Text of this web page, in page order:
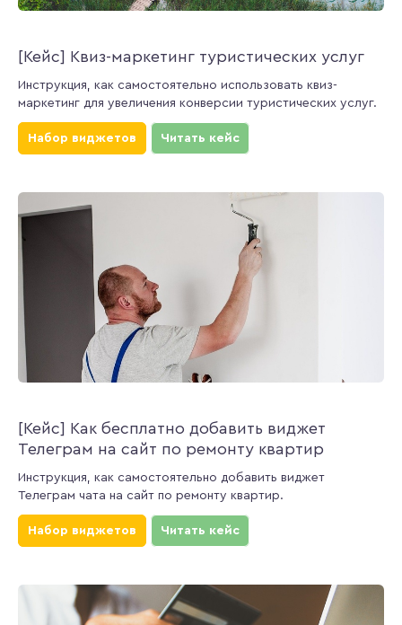
[Кейс] Квиз-маркетинг туристических услуг
Инструкция, как самостоятельно использовать квиз-
маркетинг для увеличения конверсии туристических услуг.
Набор виджетов Читать кейс
[Кейс] Как бесплатно добавить виджет
Телеграм на сайт по ремонту квартир
Инструкция, как самостоятельно добавить виджет
Телеграм чата на сайт по ремонту квартир.
Набор виджетов Читать кейс